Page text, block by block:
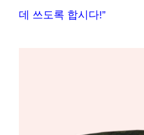
데 쓰도록 합시다!”